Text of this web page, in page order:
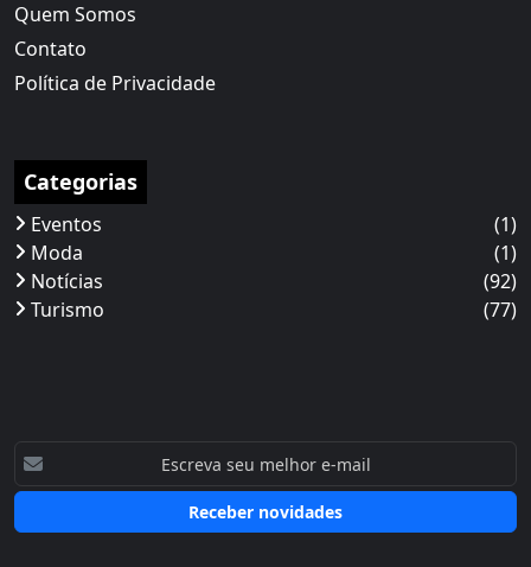
Quem Somos
Contato
Política de Privacidade
Categorias
Eventos
(1)
Moda
(1)
Notícias
(92)
Turismo
(77)
Receber novidades